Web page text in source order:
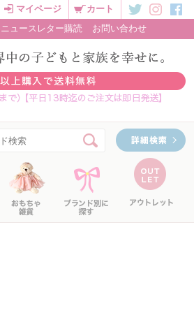
マイページ
カート
ニュースレター購読
お問い合わせ